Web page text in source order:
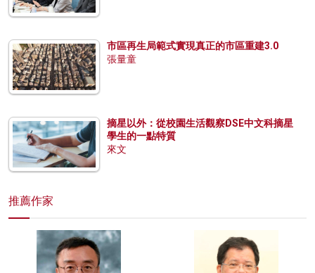
市區再生局範式實現真正的市區重建3.0
張量童
摘星以外：從校園生活觀察DSE中文科摘星
學生的一點特質
來文
推薦作家